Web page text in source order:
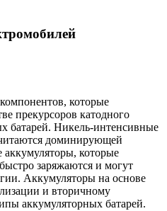
которые
прекурсоров катодного
батарей. Никель-интенсивные
доминирующей
которые
заряжаются и могут
Аккумуляторы на основе
и вторичному
аккумуляторных батарей.